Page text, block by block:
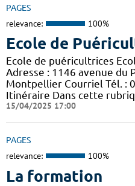
PAGES
relevance: 100%
Ecole de
Ecole de puéricultrices
Adresse : 1146 avenue du
Montpellier Courriel Tél. :
Itinéraire Dans cette
15/04/2025 17:00
PAGES
relevance: 100%
La formation